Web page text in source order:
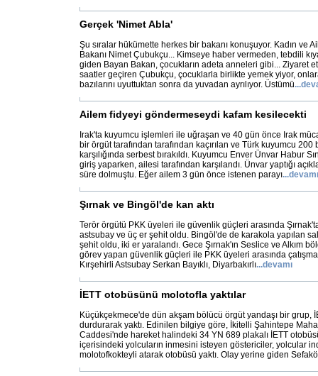
Gerçek 'Nimet Abla'
Şu sıralar hükümette herkes bir bakanı konuşuyor. Kadın ve
Bakanı Nimet Çubukçu... Kimseye haber vermeden, tebdili
giden Bayan Bakan, çocukların adeta anneleri gibi... Ziyaret
saatler geçiren Çubukçu, çocuklarla birlikte yemek yiyor,
bazılarını uyuttuktan sonra da yuvadan ayrılıyor. Üstümü...
Ailem fidyeyi göndermeseydi kafam kesilecekti
Irak'ta kuyumcu işlemleri ile uğraşan ve 40 gün önce Irak
bir örgüt tarafından tarafından kaçırılan ve Türk kuyumcu
karşılığında serbest bırakıldı. Kuyumcu Enver Ünvar Habur
giriş yaparken, ailesi tarafından karşılandı. Ünvar yaptığı
süre dolmuştu. Eğer ailem 3 gün önce istenen parayı...devamı
Şırnak ve Bingöl'de kan aktı
Terör örgütü PKK üyeleri ile güvenlik güçleri arasında
astsubay ve üç er şehit oldu. Bingöl'de de karakola yapılan
şehit oldu, iki er yaralandı. Gece Şırnak'ın Seslice ve Alkım
görev yapan güvenlik güçleri ile PKK üyeleri arasında çatışma
Kırşehirli Astsubay Serkan Bayıklı, Diyarbakırlı...devamı
İETT otobüsünü molotofla yaktılar
Küçükçekmece'de dün akşam bölücü örgüt yandaşı bir grup,
durdurarak yaktı. Edinilen bilgiye göre, İkitelli Şahintepe
Caddesi'nde hareket halindeki 34 YN 689 plakalı İETT
içerisindeki yolcuların inmesini isteyen göstericiler, yolcular
molotofkokteyli atarak otobüsü yaktı. Olay yerine giden